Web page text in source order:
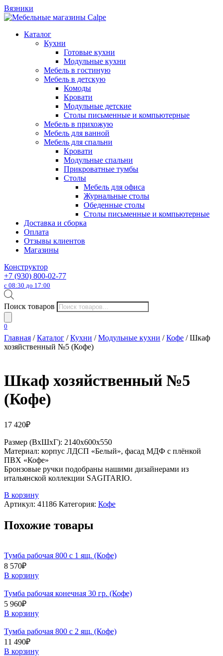
Вязники
Каталог
Кухни
Готовые кухни
Модульные кухни
Мебель в гостиную
Мебель в детскую
Комоды
Кровати
Модульные детские
Столы письменные и компьютерные
Мебель в прихожую
Мебель для ванной
Мебель для спальни
Кровати
Модульные спальни
Прикроватные тумбы
Столы
Мебель для офиса
Журнальные столы
Обеденные столы
Столы письменные и компьютерные
Доставка и сборка
Оплата
Отзывы клиентов
Магазины
Конструктор
+7 (930) 800-02-77
с 08:30 до 17:00
Поиск товаров
0
Главная /Каталог /Кухни /Модульные кухни /Кофе / Шкаф
хозяйственный №5 (Кофе)
Шкаф хозяйственный №5
(Кофе)
17 420₽
Размер (ВхШхГ): 2140х600х550
Материал: корпус ЛДСП «Белый», фасад МДФ с плёнкой
ПВХ «Кофе»
Бронзовые ручки подобраны нашими дизайнерами из
итальянской коллекции SAGITARIO.
В корзину
Артикул: 41186 Категория: Кофе
Похожие товары
Тумба рабочая 800 с 1 ящ. (Кофе)
8 570₽
В корзину
Тумба рабочая конечная 30 гр. (Кофе)
5 960₽
В корзину
Тумба рабочая 800 с 2 ящ. (Кофе)
11 490₽
В корзину